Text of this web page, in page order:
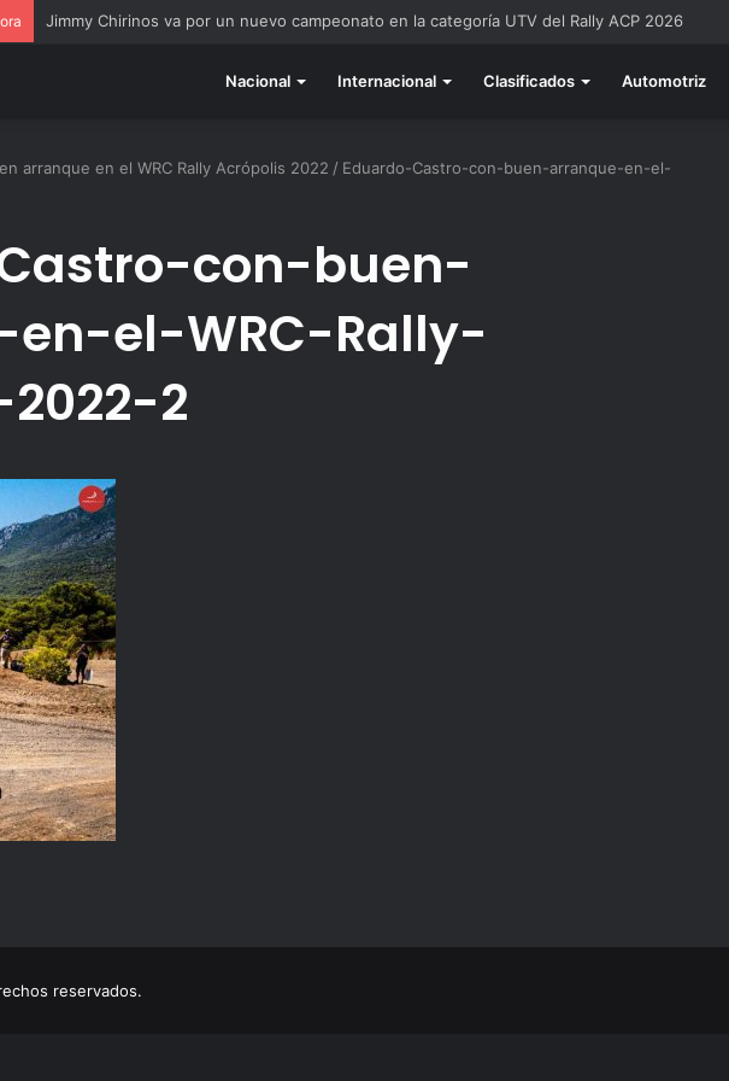
Jimmy Chirinos va por un nuevo campeonato en la categoría UTV del Rally ACP 2026
Nacional Internacional Clasificados Automotriz
arranque en el WRC Rally Acrópolis 2022 / Eduardo-Castro-con-buen-arranque-en-el-
con-buen-
el-WRC-Rally-
2
reservados.